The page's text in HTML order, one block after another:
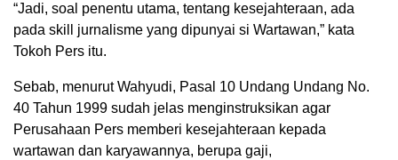
“Jadi, soal penentu utama, tentang kesejahteraan, ada
pada skill jurnalisme yang dipunyai si Wartawan,” kata
Tokoh Pers itu.
Sebab, menurut Wahyudi, Pasal 10 Undang Undang No.
40 Tahun 1999 sudah jelas menginstruksikan agar
Perusahaan Pers memberi kesejahteraan kepada
wartawan dan karyawannya, berupa gaji,